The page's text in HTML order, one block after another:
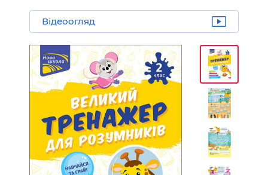
Відеоогляд